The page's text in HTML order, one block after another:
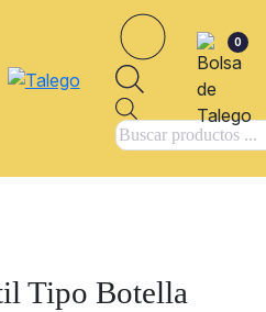
Búsqueda
de
0
Tipo Botella